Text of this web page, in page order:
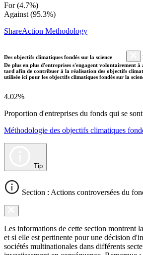
For (4.7%)
Against (95.3%)
ShareAction Methodology
Des objectifs climatiques fondés sur la science
De plus en plus d'entreprises s'engagent volontairement
tard afin de contribuer à la réalisation des objectifs
utilisée ici pour les objectifs climatiques fondés sur la
4.02%
Proportion d'entreprises du fonds qui se
Méthodologie des objectifs climatiques
Tip
Section : Actions controversées du
Les informations de cette section montrent
et si elle est pertinente pour une décision
sociétés multinationales dans différents